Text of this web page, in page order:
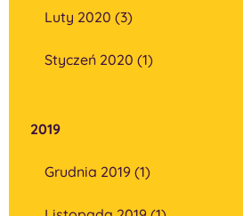
Luty 2020 (3)
Styczeń 2020 (1)
2019
Grudnia 2019 (1)